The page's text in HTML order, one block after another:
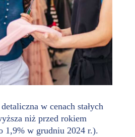
w cenach stałych
niż przed rokiem
1,9% w grudniu 2024 r.).